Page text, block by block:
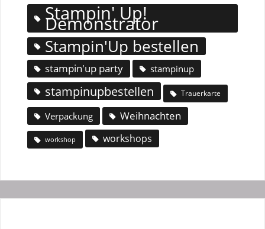
Stampin' Up!
Demonstrator
Stampin'Up bestellen
stampin'up party stampinup
stampinupbestellen Trauerkarte
Verpackung Weihnachten
workshop workshops